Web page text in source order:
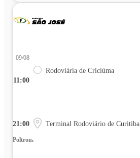
11:00
09/08
Rodoviária de Criciúma
21:00 Terminal Rodoviário de Curitiba
Poltrona